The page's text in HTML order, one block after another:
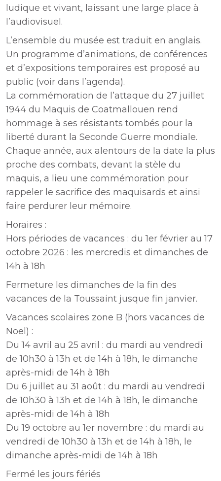
ludique et vivant, laissant une large place à
l’audiovisuel.
L’ensemble du musée est traduit en anglais.
Un programme d’animations, de conférences
et d’expositions temporaires est proposé au
public (voir dans l’agenda).
La commémoration de l’attaque du 27 juillet
1944 du Maquis de Coatmallouen rend
hommage à ses résistants tombés pour la
liberté durant la Seconde Guerre mondiale.
Chaque année, aux alentours de la date la plus
proche des combats, devant la stèle du
maquis, a lieu une commémoration pour
rappeler le sacrifice des maquisards et ainsi
faire perdurer leur mémoire.
Horaires :
Hors périodes de vacances : du 1er février au 17
octobre 2026 : les mercredis et dimanches de
14h à 18h
Fermeture les dimanches de la fin des
vacances de la Toussaint jusque fin janvier.
Vacances scolaires zone B (hors vacances de
Noël) :
Du 14 avril au 25 avril : du mardi au vendredi
de 10h30 à 13h et de 14h à 18h, le dimanche
après-midi de 14h à 18h
Du 6 juillet au 31 août : du mardi au vendredi
de 10h30 à 13h et de 14h à 18h, le dimanche
après-midi de 14h à 18h
Du 19 octobre au 1er novembre : du mardi au
vendredi de 10h30 à 13h et de 14h à 18h, le
dimanche après-midi de 14h à 18h
Fermé les jours fériés